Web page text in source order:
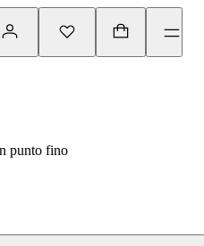
punto fino